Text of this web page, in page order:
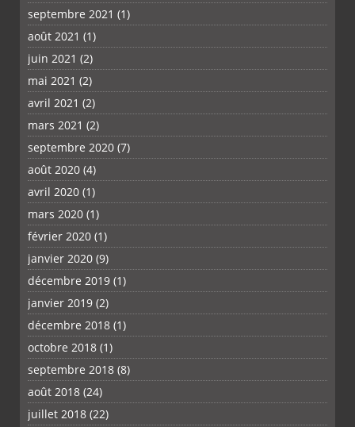
septembre 2021 (1)
août 2021 (1)
juin 2021 (2)
mai 2021 (2)
avril 2021 (2)
mars 2021 (2)
septembre 2020 (7)
août 2020 (4)
avril 2020 (1)
mars 2020 (1)
février 2020 (1)
janvier 2020 (9)
décembre 2019 (1)
janvier 2019 (2)
décembre 2018 (1)
octobre 2018 (1)
septembre 2018 (8)
août 2018 (24)
juillet 2018 (22)